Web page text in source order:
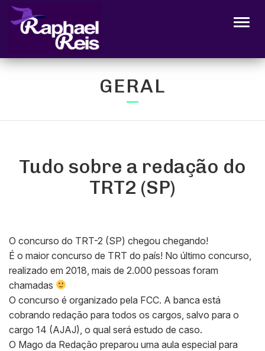
GERAL
Tudo sobre a redação do
TRT2 (SP)
O concurso do TRT-2 (SP) chegou chegando!
É o maior concurso de TRT do país! No último concurso,
realizado em 2018, mais de 2.000 pessoas foram
chamadas
O concurso é organizado pela FCC. A banca está
cobrando redação para todos os cargos, salvo para o
cargo 14 (AJAJ), o qual será estudo de caso.
O Mago da Redação preparou uma aula especial para